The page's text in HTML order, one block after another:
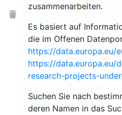
zusammenarbeiten.
Es basiert auf
die im Offenen
https://data.europa.eu/
https://data.europa.eu/
research-projects-
Suchen Sie nach
deren Namen in das
78
25
1482